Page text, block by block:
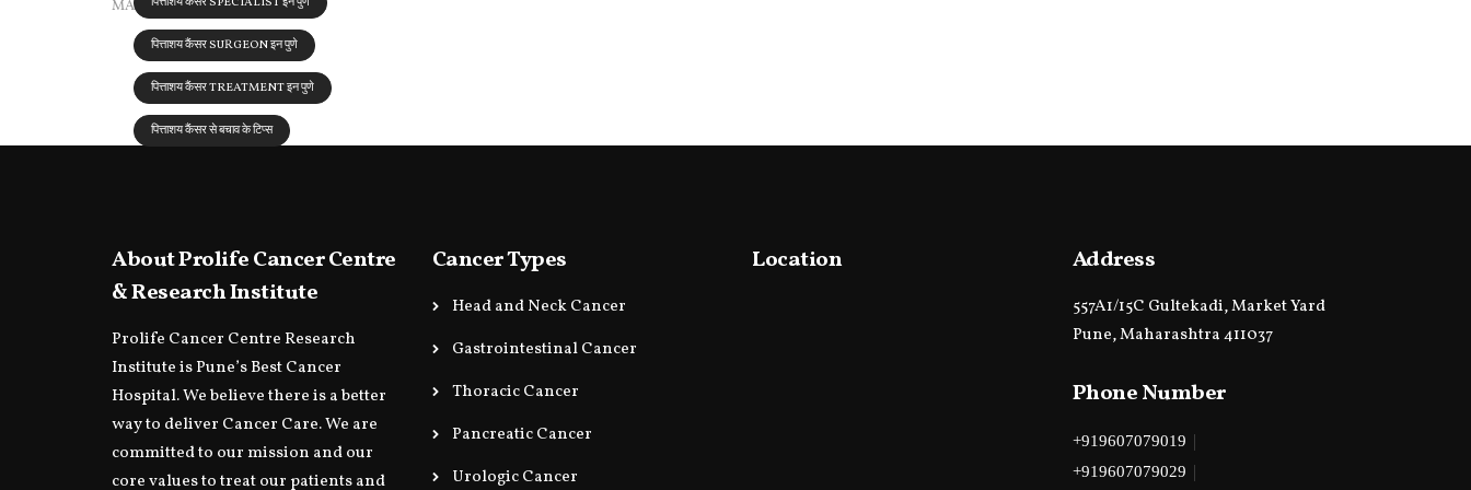
पित्ताशय कैंसर SURGEON इन पुणे
पित्ताशय कैंसर TREATMENT इन पुणे
पित्ताशय कैंसर से बचाव के टिप्स
MAY 16, 2022
About Prolife Cancer Centre
& Research Institute
Prolife Cancer Centre Research
Institute is Pune’s Best Cancer
Hospital. We believe there is a better
way to deliver Cancer Care. We are
committed to our mission and our
core values to treat our patients and
Cancer Types
Head and Neck Cancer
Gastrointestinal Cancer
Thoracic Cancer
Pancreatic Cancer
Urologic Cancer
Location Address
557A1/15C Gultekadi, Market Yard
Pune, Maharashtra 411037
Phone Number
+919607079019 |
+919607079029 |